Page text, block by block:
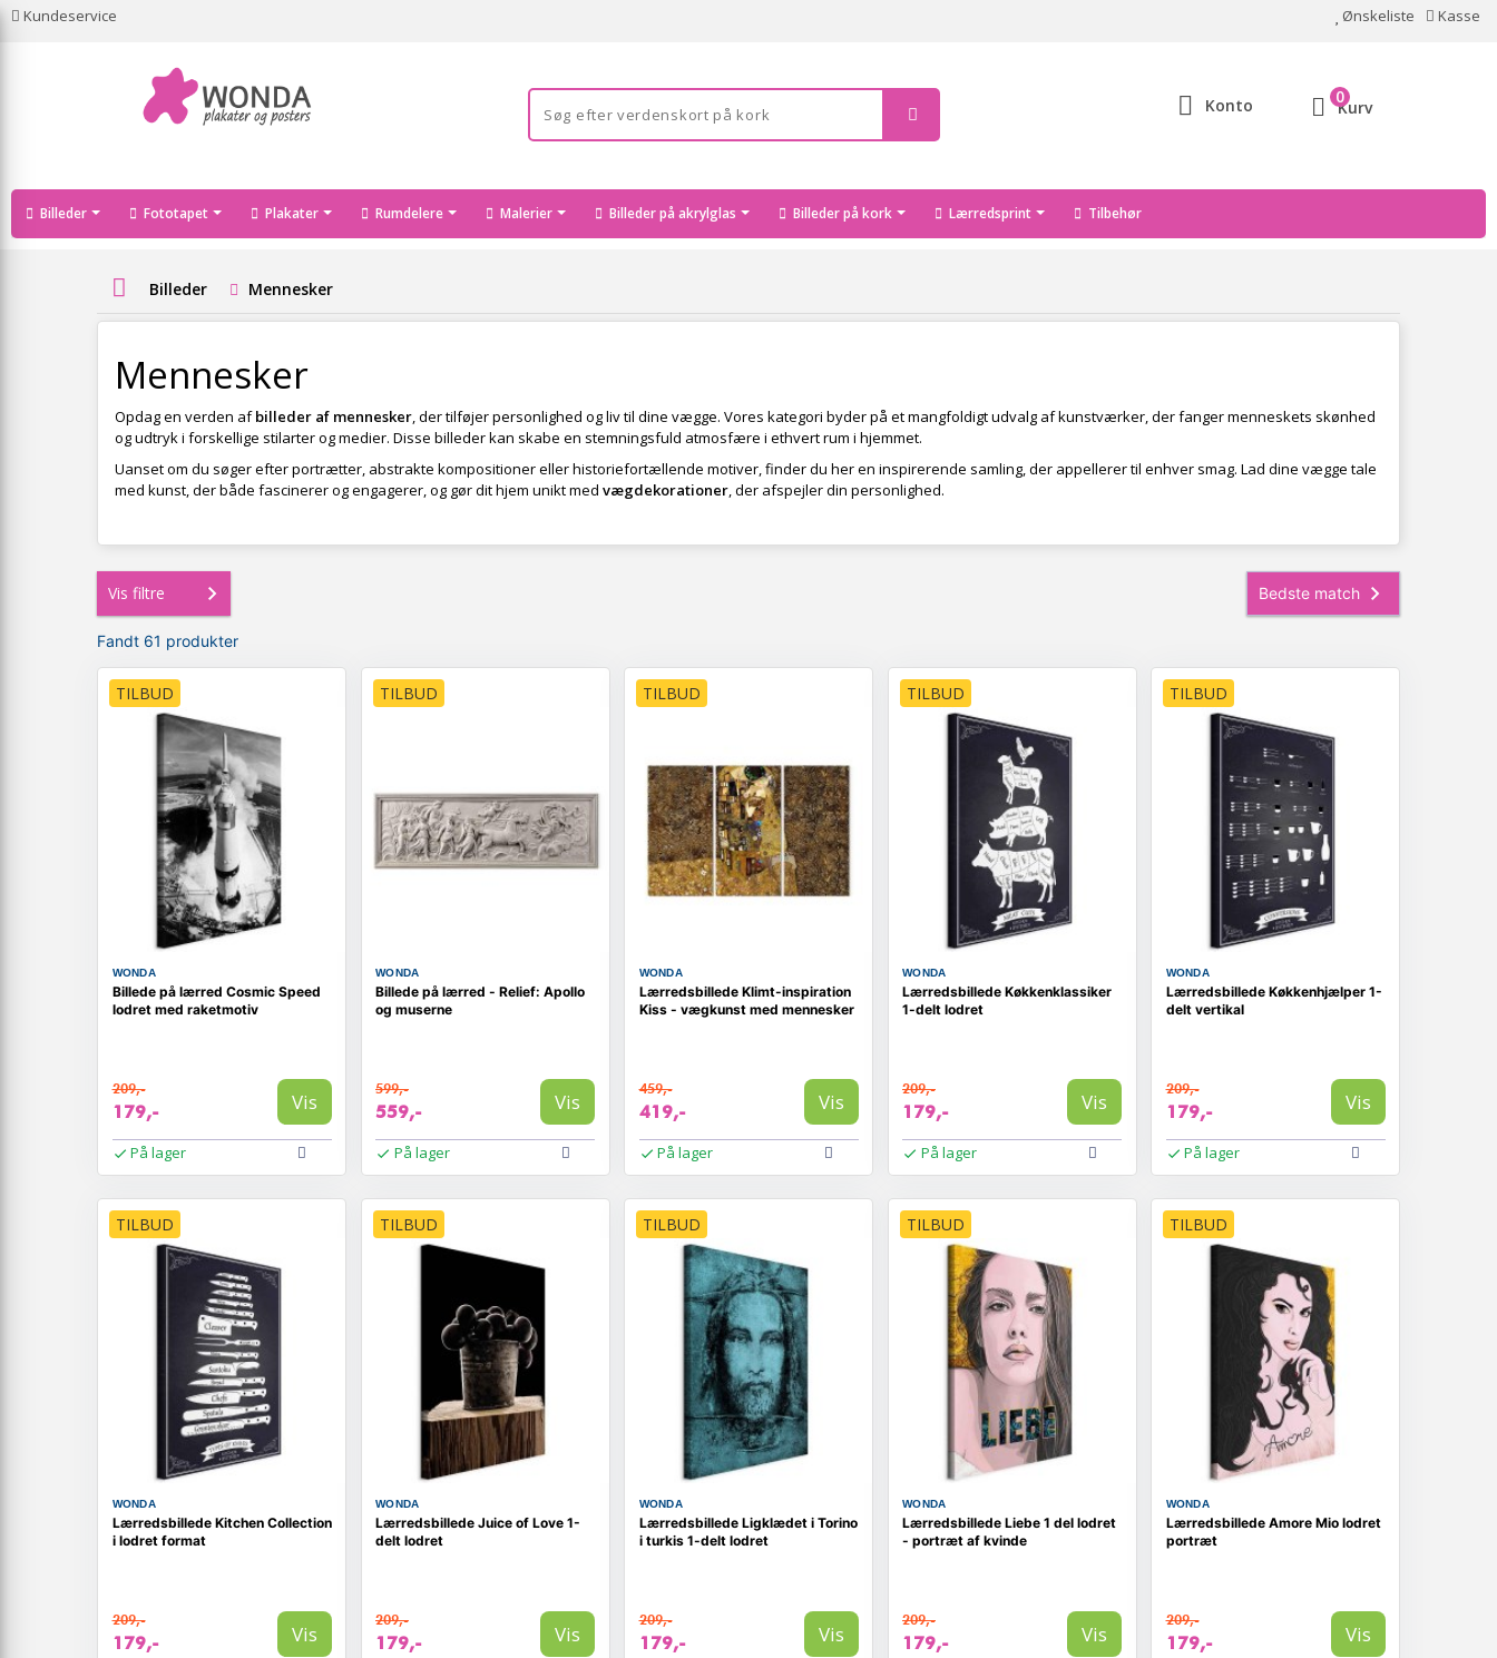
Kundeservice Ønskeliste Kasse
Konto Kurv
0
Billeder Fototapet Plakater Rumdelere Malerier Billeder på akrylglas Billeder på kork Lærredsprint Tilbehør
Billeder Mennesker
Mennesker
Opdag en verden afbilleder af mennesker, der tilføjer personlighed og liv til dine vægge. Vores kategori byder på et mangfoldigt udvalg af kunstværker, der fanger menneskets skønhed
og udtryk i forskellige stilarter og medier. Disse billeder kan skabe en stemningsfuld atmosfære i ethvert rum i hjemmet.
Uanset om du søger efter portrætter, abstrakte kompositioner eller historiefortællende motiver, finder du her en inspirerende samling, der appellerer til enhver smag. Lad dine vægge tale
med kunst, der både fascinerer og engagerer, og gør dit hjem unikt med vægdekorationer, der afspejler din personlighed.
Vis filtre
Fandt 61 produkter
TILBUD
WONDA
Billede på lærred Cosmic Speed
lodret med raketmotiv
209,-
179,- Vis
På lager
TILBUD
WONDA
Billede på lærred - Relief: Apollo
og muserne
599,-
559,- Vis
På lager
TILBUD
WONDA
Lærredsbillede Klimt-inspiration
Kiss - vægkunst med mennesker
459,-
419,- Vis
På lager
TILBUD
WONDA
Lærredsbillede Køkkenklassiker
1-delt lodret
209,-
179,- Vis
På lager
TILBUD
WONDA
Lærredsbillede Køkkenhjælper 1-
delt vertikal
209,-
179,- Vis
På lager
TILBUD
WONDA
Lærredsbillede Kitchen Collection
i lodret format
209,-
179,- Vis
TILBUD
WONDA
Lærredsbillede Juice of Love 1-
delt lodret
209,-
179,- Vis
TILBUD
WONDA
Lærredsbillede Ligklædet i Torino
i turkis 1-delt lodret
209,-
179,- Vis
TILBUD
WONDA
Lærredsbillede Liebe 1 del lodret
- portræt af kvinde
209,-
179,- Vis
TILBUD
WONDA
Lærredsbillede Amore Mio lodret
portræt
209,-
179,- Vis